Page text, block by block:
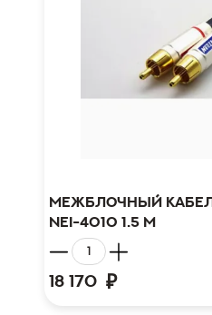
Межблочный кабель
NEI-4010 1.5 м
18 170 ₽